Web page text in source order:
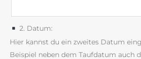
2. Datum:
Hier kannst du ein zweites Datum
Beispiel neben dem Taufdatum auch